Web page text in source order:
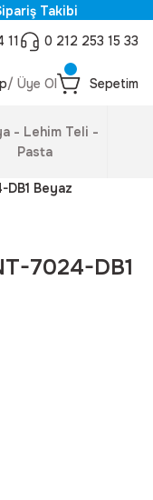
Takibi
11 0 212 253 15 33
/ Üye Ol Sepetim
- Lehim Teli -
Pasta
DB1 Beyaz
7024-DB1